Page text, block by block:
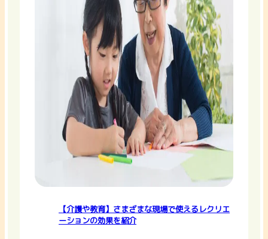
【介護や教育】さまざまな現場で使えるレクリエ
ーションの効果を紹介